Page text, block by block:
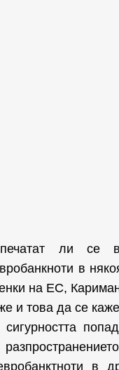
ли се
в
на ЕС,
и това да се
в